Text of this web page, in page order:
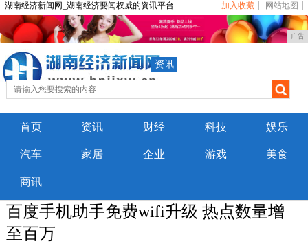
湖南经济新闻网_湖南经济要闻权威的资讯平台 加入收藏 网站地图
广告
资讯
首页 资讯 财经 科技 娱乐
汽车 家居 企业 游戏 美食
商讯
百度手机助手免费wifi升级 热点数量增
至百万